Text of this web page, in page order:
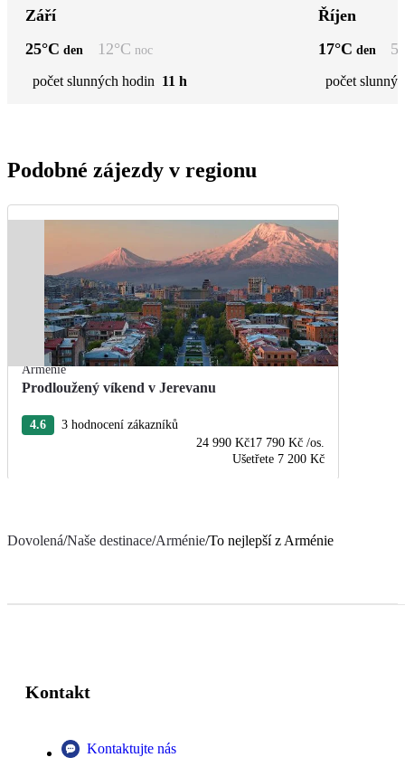
Září
25°C den 12°C noc
počet slunných hodin 11 h
Říjen
17°C den 5
počet
Podobné zájezdy v regionu
Arménie
Prodloužený víkend v Jerevanu
4.6
3 hodnocení zákazníků
24 990 Kč17 790 Kč /os.
Ušetřete 7 200 Kč
Dovolená/Naše destinace/Arménie/To nejlepší z Arménie
Kontakt
Kontaktujte nás